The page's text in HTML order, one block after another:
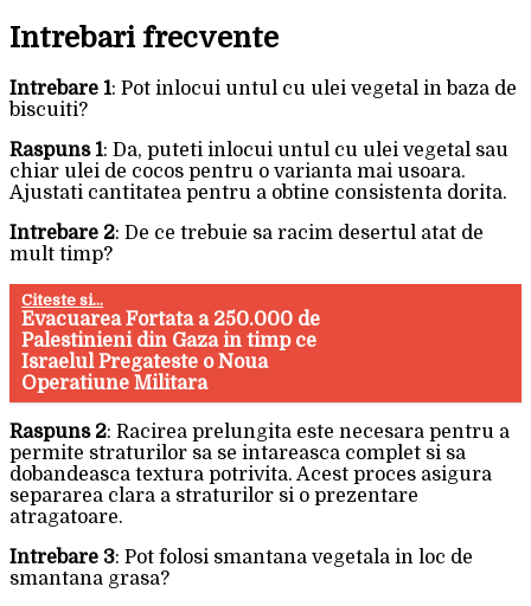
Intrebari frecvente
Intrebare 1: Pot inlocui untul cu ulei vegetal in baza de
biscuiti?
Raspuns 1: Da, puteti inlocui untul cu ulei vegetal sau
chiar ulei de cocos pentru o varianta mai usoara.
Ajustati cantitatea pentru a obtine consistenta dorita.
Intrebare 2: De ce trebuie sa racim desertul atat de
mult timp?
Citeste si...
Evacuarea Fortata a 250.000 de
Palestinieni din Gaza in timp ce
Israelul Pregateste o Noua
Operatiune Militara
Raspuns 2: Racirea prelungita este necesara pentru a
permite straturilor sa se intareasca complet si sa
dobandeasca textura potrivita. Acest proces asigura
separarea clara a straturilor si o prezentare
atragatoare.
Intrebare 3: Pot folosi smantana vegetala in loc de
smantana grasa?